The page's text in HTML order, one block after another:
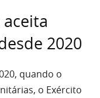
2020
quando o
o Exército